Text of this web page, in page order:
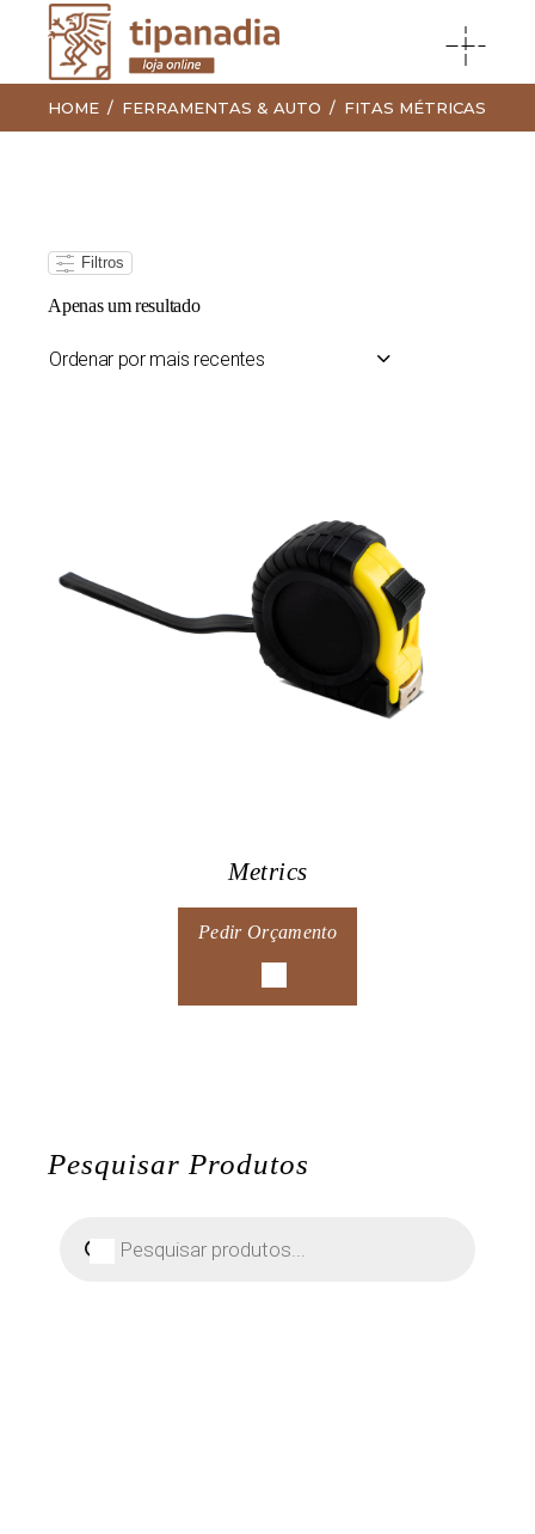
HOME FERRAMENTAS & AUTO FITAS MÉTRICAS
Filtros
Apenas um resultado
Ordenar por mais recentes
Metrics
Pedir Orçamento
Pesquisar Produtos
produtos